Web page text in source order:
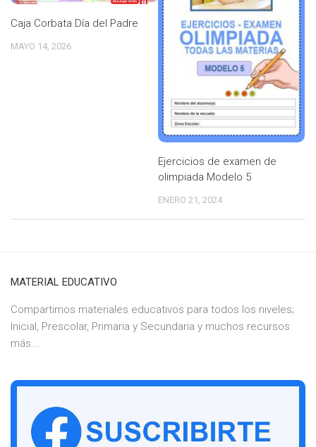
Caja Corbata Día del Padre
MAYO 14, 2026
Ejercicios de examen de
olimpiada Modelo 5
ENERO 21, 2024
MATERIAL EDUCATIVO
Compartimos materiales educativos para todos los niveles;
Inicial, Prescolar, Primaria y Secundaria y muchos recursos
más...